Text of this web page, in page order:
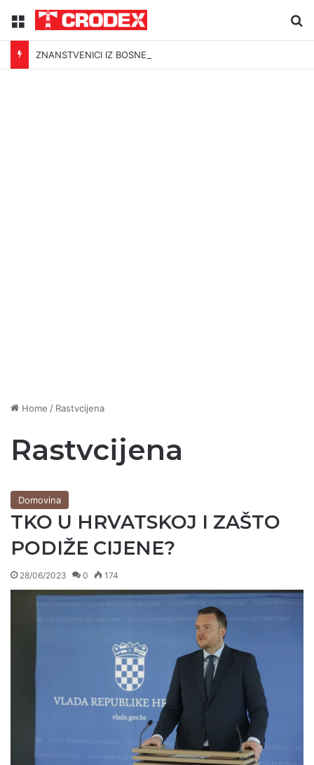
Menu
ZNANSTVENICI IZ BOSNE OTKRILI NACIZAM U – BOSNI!
Home / Rastvcijena
Rastvcijena
Domovina
TKO U HRVATSKOJ I ZAŠTO
PODIŽE CIJENE?
28/06/2023 0 174